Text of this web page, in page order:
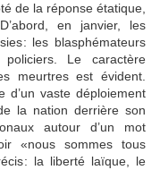
de la réponse étatique,
en janvier, les
: les blasphémateurs
Le caractère
meurtres est évident.
d’un vaste déploiement
la nation derrière son
autour d’un mot
«nous sommes tous
: la liberté laïque, le